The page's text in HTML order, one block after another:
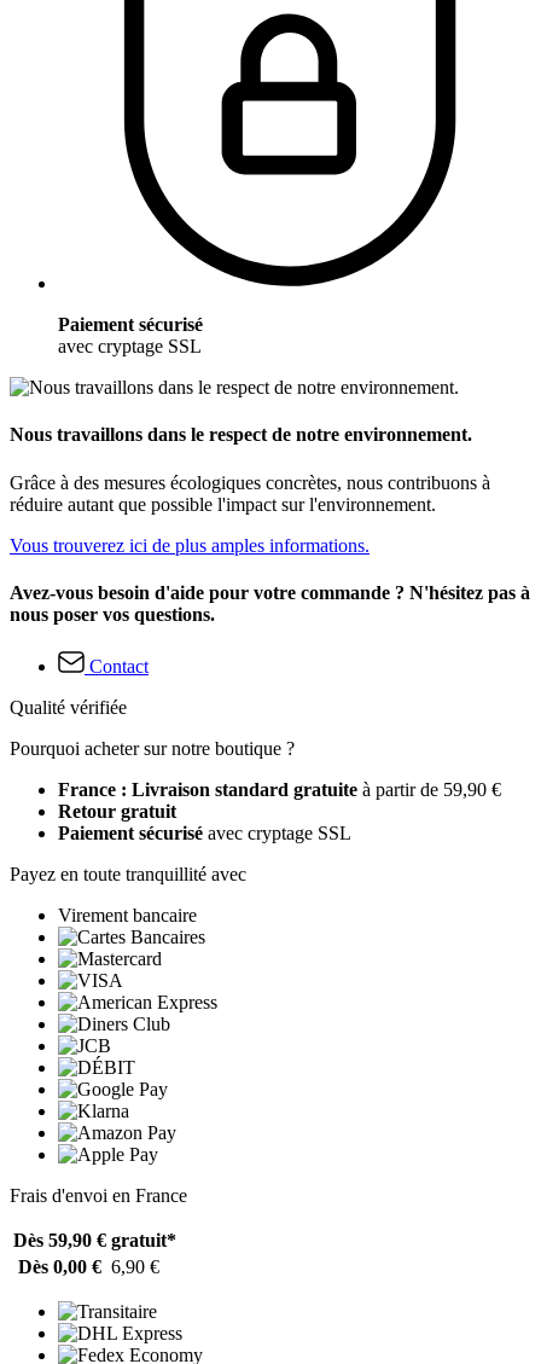
Paiement sécurisé
avec cryptage SSL
Nous travaillons dans le respect de notre environnement.
Grâce à des mesures écologiques concrètes, nous contribuons à
réduire autant que possible l'impact sur l'environnement.
Vous trouverez ici de plus amples informations.
Avez-vous besoin d'aide pour votre commande ? N'hésitez pas à
nous poser vos questions.
Contact
Qualité vérifiée
Pourquoi acheter sur notre boutique ?
France : Livraison standard gratuite à partir de 59,90 €
Retour gratuit
Paiement sécurisé avec cryptage SSL
Payez en toute tranquillité avec
Virement bancaire
Frais d'envoi en France
Dès 59,90 € gratuit*
Dès 0,00 € 6,90 €